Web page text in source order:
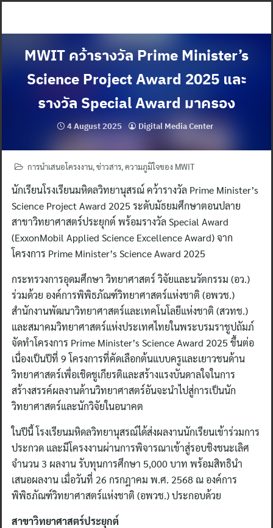
MWIT คว้ารางวัล Prime Minister’s
Science Project Award 2025 และ
รางวัล Special Award มาครอง
4 August 2025 Digital Media Center
การนำเสนอโครงงาน,ข่าวสาร,ความภูมิใจของ MWIT
นักเรียนโรงเรียนมหิดลวิทยานุสรณ์ คว้ารางวัล Prime Minister’s
Science Project Award 2025 ระดับมัธยมศึกษาตอนปลาย
สาขาวิทยาศาสตร์ประยุกต์ พร้อมรางวัล Special Award
(ExxonMobil Applied Science Excellence Award) จาก
โครงการ Prime Minister’s Science Award 2025
กระทรวงการอุดมศึกษา วิทยาศาสตร์ วิจัยและนวัตกรรม (อว.)
ร่วมด้วย องค์การพิพิธภัณฑ์วิทยาศาสตร์แห่งชาติ (อพวช.)
สำนักงานพัฒนาวิทยาศาสตร์และเทคโนโลยีแห่งชาติ (สวทช.)
และสมาคมวิทยาศาสตร์แห่งประเทศไทยในพระบรมราชูปถัมภ์
จัดทำโครงการ Prime Minister’s Science Award 2025 ขึ้นต่อ
เนื่องเป็นปีที่ 9 โครงการที่คัดเลือกต้นแบบครูและเยาวชนด้าน
วิทยาศาสตร์เพื่อเชิดชูเกียรติและสร้างแรงบันดาลใจในการ
สร้างสรรค์ผลงานด้านวิทยาศาสตร์อันจะนำไปสู่การเป็นนัก
วิทยาศาสตร์และนักวิจัยในอนาคต
ในปีนี้ โรงเรียนมหิดลวิทยานุสรณ์ได้ส่งผลงานนักเรียนเข้าร่วมการ
ประกวด และมีโครงงานผ่านการพิจารณาเข้าสู่รอบชิงชนะเลิศ
จำนวน 3 ผลงาน รับทุนการศึกษา 5,000 บาท พร้อมสิทธินำ
เสนอผลงาน เมื่อวันที่ 26 กรกฎาคม พ.ศ. 2568 ณ องค์การ
พิพิธภัณฑ์วิทยาศาสตร์แห่งชาติ (อพวช.) ประกอบด้วย
สาขาวิทยาศาสตร์ประยุกต์